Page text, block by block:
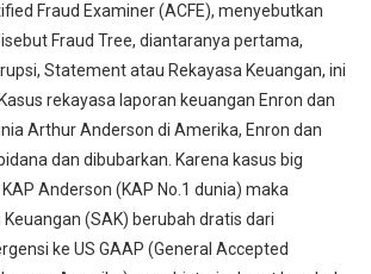
Fraud Examiner (ACFE), menyebutkan
Fraud Tree, diantaranya pertama,
Statement atau Rekayasa Keuangan, ini
rekayasa laporan keuangan Enron dan
Arthur Anderson di Amerika, Enron dan
dan dibubarkan. Karena kasus big
Anderson (KAP No.1 dunia) maka
(SAK) berubah dratis dari
ke US GAAP (General Accepted